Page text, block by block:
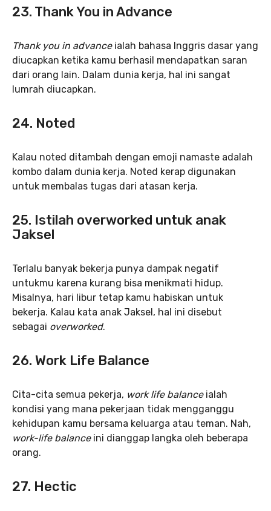
23. Thank You in Advance
Thank you in advanceialah bahasa Inggris dasar yang
diucapkan ketika kamu berhasil mendapatkan saran
dari orang lain. Dalam dunia kerja, hal ini sangat
lumrah diucapkan.
24. Noted
Kalau noted ditambah dengan emoji namaste adalah
kombo dalam dunia kerja. Noted kerap digunakan
untuk membalas tugas dari atasan kerja.
25. Istilah overworked untuk anak
Jaksel
Terlalu banyak bekerja punya dampak negatif
untukmu karena kurang bisa menikmati hidup.
Misalnya, hari libur tetap kamu habiskan untuk
bekerja. Kalau kata anak Jaksel, hal ini disebut
sebagai overworked.
26. Work Life Balance
Cita-cita semua pekerja, work life balanceialah
kondisi yang mana pekerjaan tidak mengganggu
kehidupan kamu bersama keluarga atau teman. Nah,
work-life balanceini dianggap langka oleh beberapa
orang.
27. Hectic